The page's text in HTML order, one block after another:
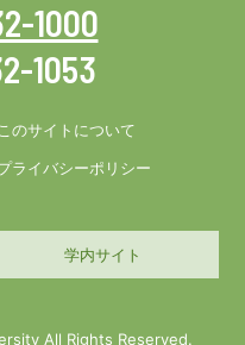
1000
1053
このサイトについて
ライバシーポリシー
学内サイト
All Rights Reserved.